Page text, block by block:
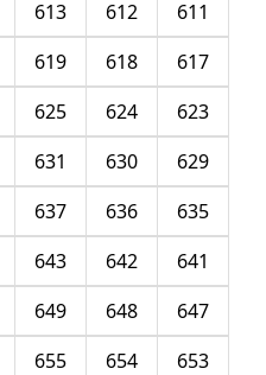
611
612
613
617
618
619
623
624
625
629
630
631
635
636
637
641
642
643
647
648
649
653
654
655